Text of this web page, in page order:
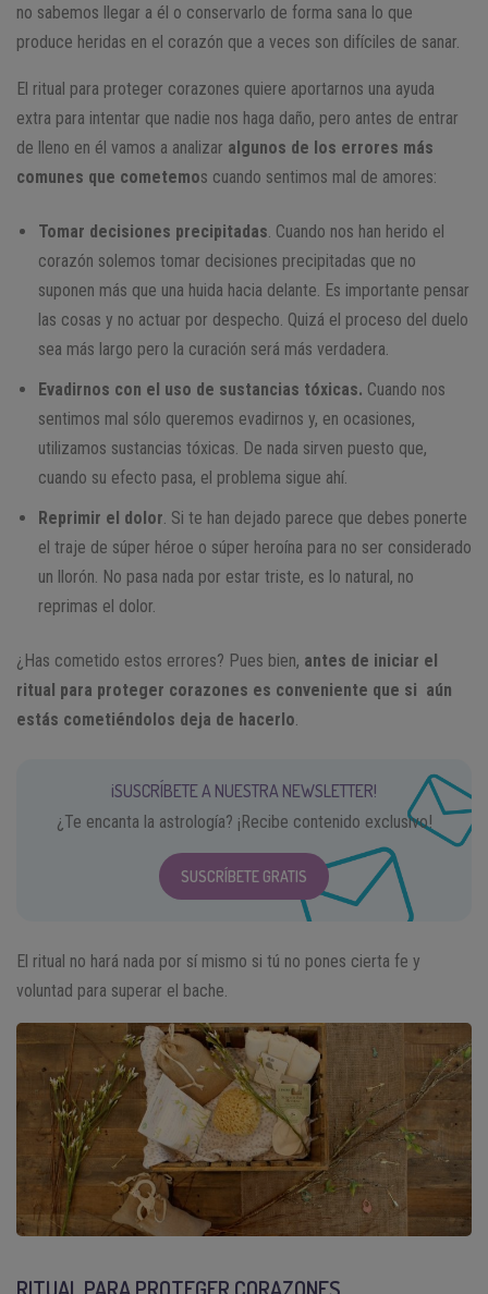
no sabemos llegar a él o conservarlo de forma sana lo que
produce heridas en el corazón que a veces son difíciles de sanar.
El ritual para proteger corazones quiere aportarnos una ayuda
extra para intentar que nadie nos haga daño, pero antes de entrar
de lleno en él vamos a analizar algunos de los errores más
comunes que cometemos cuando sentimos mal de amores:
Tomar decisiones precipitadas . Cuando nos han herido el
corazón solemos tomar decisiones precipitadas que no
suponen más que una huida hacia delante. Es importante pensar
las cosas y no actuar por despecho. Quizá el proceso del duelo
sea más largo pero la curación será más verdadera.
Evadirnos con el uso de sustancias tóxicas. Cuando nos
sentimos mal sólo queremos evadirnos y, en ocasiones,
utilizamos sustancias tóxicas. De nada sirven puesto que,
cuando su efecto pasa, el problema sigue ahí.
Reprimir el dolor . Si te han dejado parece que debes ponerte
el traje de súper héroe o súper heroína para no ser considerado
un llorón. No pasa nada por estar triste, es lo natural, no
reprimas el dolor.
¿Has cometido estos errores? Pues bien, antes de iniciar el
ritual para proteger corazones es conveniente que si aún
estás cometiéndolos deja de hacerlo
¡SUSCRÍBETE A NUESTRA NEWSLETTER!
¿Te encanta la astrología? ¡Recibe contenido exclusivo!
SUSCRÍBETE GRATIS
El ritual no hará nada por sí mismo si tú no pones cierta fe y
voluntad para superar el bache.